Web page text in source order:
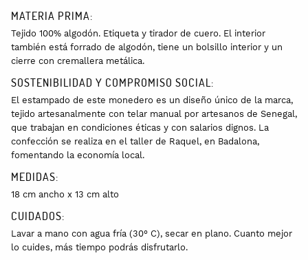
MATERIA PRIMA:
Tejido 100% algodón. Etiqueta y tirador de cuero. El interior
también está forrado de algodón, tiene un bolsillo interior y un
cierre con cremallera metálica.
SOSTENIBILIDAD Y COMPROMISO SOCIAL:
El estampado de este monedero es un diseño único de la marca,
tejido artesanalmente con telar manual por artesanos de Senegal,
que trabajan en condiciones éticas y con salarios dignos. La
confección se realiza en el taller de Raquel, en Badalona,
fomentando la economía local.
MEDIDAS:
18 cm ancho x 13 cm alto
CUIDADOS:
Lavar a mano con agua fría (30° C), secar en plano. Cuanto mejor
lo cuides, más tiempo podrás disfrutarlo.